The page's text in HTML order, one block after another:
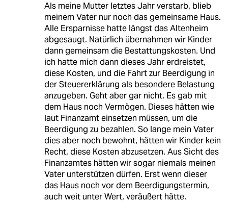
Als meine Mutter letztes Jahr verstarb, blieb
meinem Vater nur noch das gemeinsame Haus.
Alle Ersparnisse hatte längst das Altenheim
abgesaugt. Natürlich übernahmen wir Kinder
dann gemeinsam die Bestattungskosten. Und
ich hatte mich dann dieses Jahr erdreistet,
diese Kosten, und die Fahrt zur Beerdigung in
der Steuererklärung als besondere Belastung
anzugeben. Geht aber gar nicht. Es gab mit
dem Haus noch Vermögen. Dieses hätten wie
laut Finanzamt einsetzen müssen, um die
Beerdigung zu bezahlen. So lange mein Vater
dies aber noch bewohnt, hätten wir Kinder kein
Recht, diese Kosten abzusetzen. Aus Sicht des
Finanzamtes hätten wir sogar niemals meinen
Vater unterstützen dürfen. Erst wenn dieser
das Haus noch vor dem Beerdigungstermin,
auch weit unter Wert, veräußert hätte.